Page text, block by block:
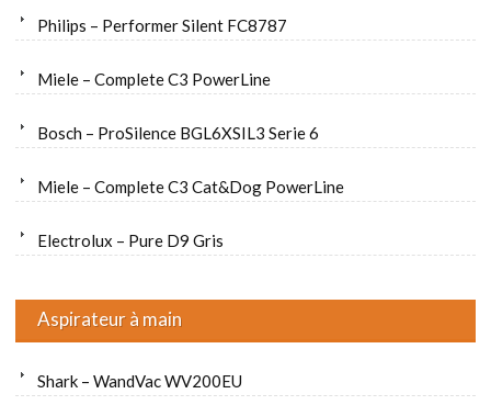
Philips – Performer Silent FC8787
Miele – Complete C3 PowerLine
Bosch – ProSilence BGL6XSIL3 Serie 6
Miele – Complete C3 Cat&Dog PowerLine
Electrolux – Pure D9 Gris
Aspirateur à main
Shark – WandVac WV200EU